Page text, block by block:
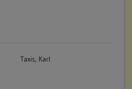
Taxis, Karl